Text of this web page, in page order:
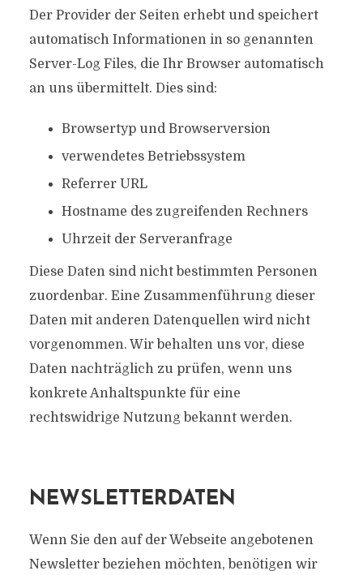
Der Provider der Seiten erhebt und speichert
automatisch Informationen in so genannten
Server-Log Files, die Ihr Browser automatisch
an uns übermittelt. Dies sind:
Browsertyp und Browserversion
verwendetes Betriebssystem
Referrer URL
Hostname des zugreifenden Rechners
Uhrzeit der Serveranfrage
Diese Daten sind nicht bestimmten Personen
zuordenbar. Eine Zusammenführung dieser
Daten mit anderen Datenquellen wird nicht
vorgenommen. Wir behalten uns vor, diese
Daten nachträglich zu prüfen, wenn uns
konkrete Anhaltspunkte für eine
rechtswidrige Nutzung bekannt werden.
NEWSLETTERDATEN
Wenn Sie den auf der Webseite angebotenen
Newsletter beziehen möchten, benötigen wir